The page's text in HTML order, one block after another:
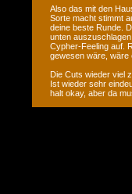
Also das mit den
Sorte macht stimmt
deine beste Runde.
unten
Cypher-Feeling auf.
gewesen wäre, wäre
Die Cuts wieder viel
Ist wieder sehr
halt okay, aber da